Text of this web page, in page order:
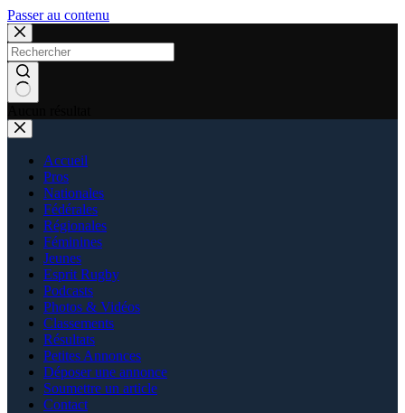
Passer au contenu
Accueil
Pros
Nationales
Fédérales
Régionales
Féminines
Jeunes
Esprit Rugby
Podcasts
Photos & Vidéos
Classements
Résultats
Petites Annonces
Déposer une annonce
Soumettre un article
Contact